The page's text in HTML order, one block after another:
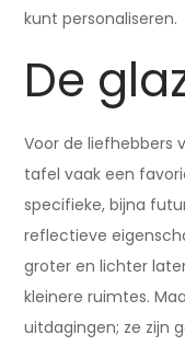
kunt personaliseren.
De
Voor de liefhebbers
tafel vaak een
specifieke, bijna
reflectieve
groter en lichter
kleinere ruimtes.
uitdagingen; ze zijn